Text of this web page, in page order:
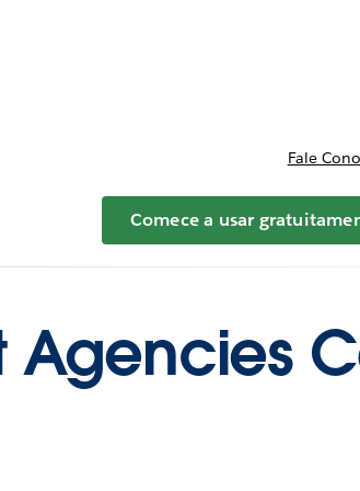
for Planos e preços
Fale
Comece a usar
Agencies